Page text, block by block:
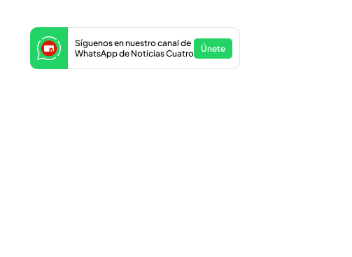
Síguenos en nuestro canal de
WhatsApp de Noticias Cuatro
Únete